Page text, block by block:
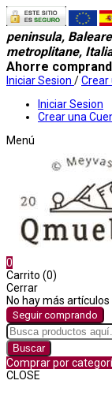
peninsula,
metroplitane,
Ahorre
Iniciar Sesion /Crear
Iniciar Sesion
Crear una
Menú
0
Carrito (0)
Cerrar
No hay más
Seguir comprando
Buscar
Comprar por
CLOSE